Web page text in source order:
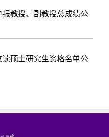
教授、副教授总成绩公
硕士研究生资格名单公